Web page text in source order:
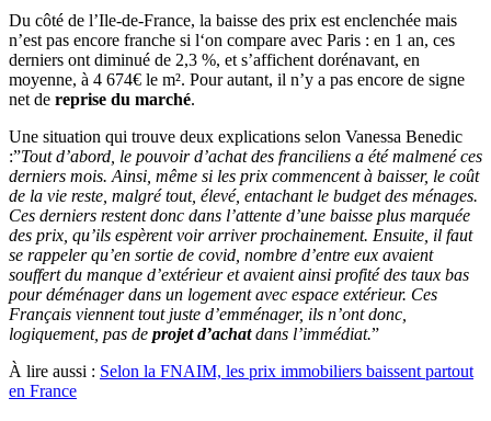
Du côté de l’Ile-de-France, la baisse des prix est enclenchée mais
n’est pas encore franche si l‘on compare avec Paris : en 1 an, ces
derniers ont diminué de 2,3 %, et s’affichent dorénavant, en
moyenne, à 4 674€ le m². Pour autant, il n’y a pas encore de signe
net de reprise du marché.
Une situation qui trouve deux explications selon Vanessa Benedic
:”Tout d’abord, le pouvoir d’achat des franciliens a été malmené ces
derniers mois. Ainsi, même si les prix commencent à baisser, le coût
de la vie reste, malgré tout, élevé, entachant le budget des ménages.
Ces derniers restent donc dans l’attente d’une baisse plus marquée
des prix, qu’ils espèrent voir arriver prochainement. Ensuite, il faut
se rappeler qu’en sortie de covid, nombre d’entre eux avaient
souffert du manque d’extérieur et avaient ainsi profité des taux bas
pour déménager dans un logement avec espace extérieur. Ces
Français viennent tout juste d’emménager, ils n’ont donc,
logiquement, pas de projet d’achatdans l’immédiat.”
À lire aussi : Selon la FNAIM, les prix immobiliers baissent partout
en France